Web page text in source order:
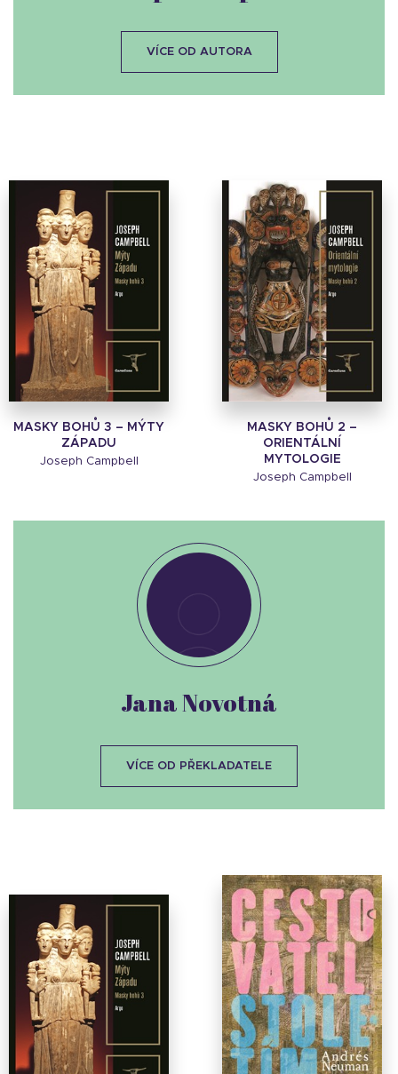
MASKY BOHŮ 3 – MÝTY
ZÁPADU
Joseph Campbell
MASKY BOHŮ 2 –
ORIENTÁLNÍ
MYTOLOGIE
Joseph Campbell
VÍCE OD AUTORA
Jana Novotná
VÍCE OD PŘEKLADATELE